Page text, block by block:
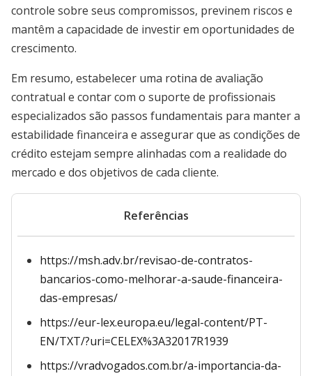
controle sobre seus compromissos, previnem riscos e
mantêm a capacidade de investir em oportunidades de
crescimento.
Em resumo, estabelecer uma rotina de avaliação
contratual e contar com o suporte de profissionais
especializados são passos fundamentais para manter a
estabilidade financeira e assegurar que as condições de
crédito estejam sempre alinhadas com a realidade do
mercado e dos objetivos de cada cliente.
Referências
https://msh.adv.br/revisao-de-contratos-
bancarios-como-melhorar-a-saude-financeira-
das-empresas/
https://eur-lex.europa.eu/legal-content/PT-
EN/TXT/?uri=CELEX%3A32017R1939
https://vradvogados.com.br/a-importancia-da-